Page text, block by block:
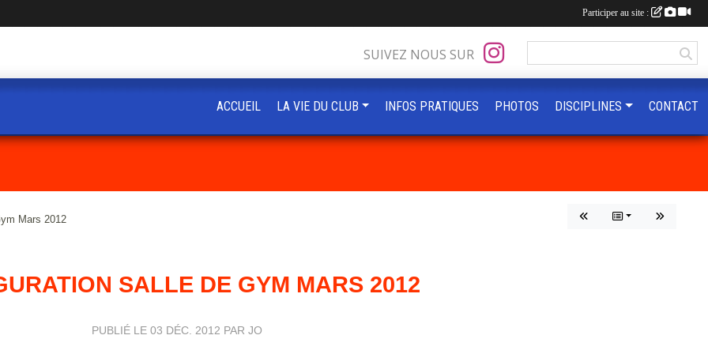
Mars 2012
SALLE DE GYM MARS 2012
PUBLIÉ LE 03 DÉC. 2012 PAR JO
SUIVEZ NOUS SUR
ACCUEIL LA VIE DU CLUB INFOS PRATIQUES PHOTOS DISCIPLINES CONTACT
Participer au site :